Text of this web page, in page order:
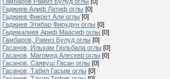
Гаджиев Алиф Латиф оглы [0]
Гаджиев Фикрет Али оглы [0]
Гаджиев Этибар Фирудун оглы [0]
Гадималиев Ариф Маасиф оглы [0]
Гамбаров, Рамиз Булуд оглы [0]
Гасанов, Ильхам Гюльбала оглы [0]
Гасанов, Магомед Алескер оглы [0]
Гасанов, Саявуш Гасан оглы [0]
Гасанов, Табил Гасым оглы [0]